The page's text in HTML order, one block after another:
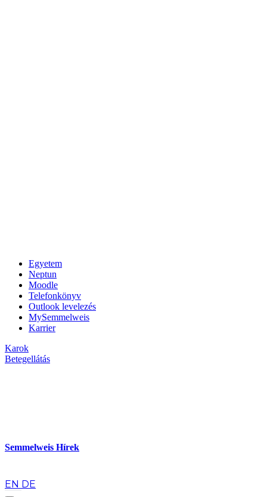
Egyetem
Neptun
Moodle
Telefonkönyv
Outlook levelezés
MySemmelweis
Karrier
Karok
Betegellátás
Semmelweis Hírek
EN DE